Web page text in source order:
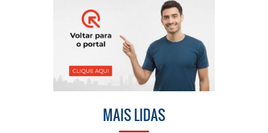
MAIS LIDAS